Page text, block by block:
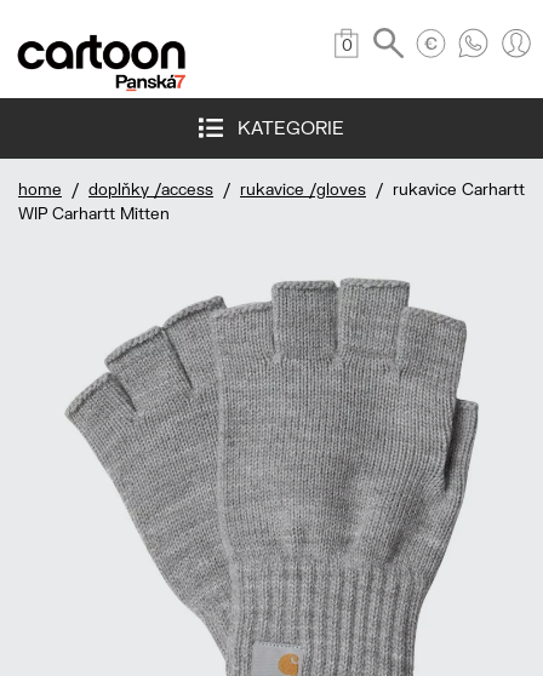
0
KATEGORIE
home / doplňky /access / rukavice /gloves / rukavice Carhartt
WIP Carhartt Mitten